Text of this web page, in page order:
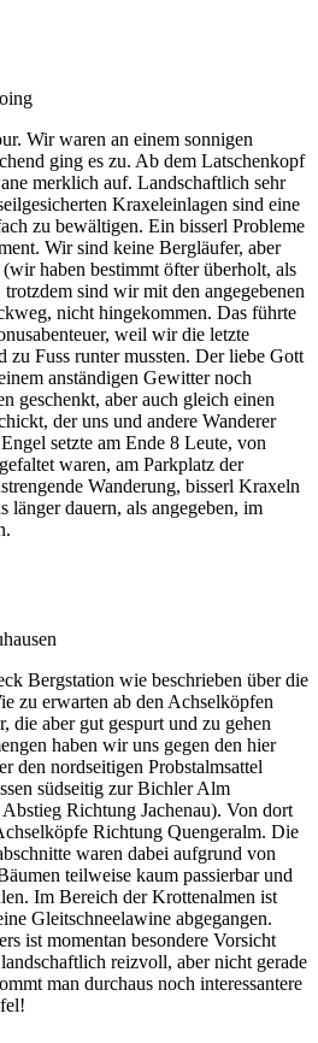
Wir waren an einem sonnigen
ging es zu. Ab dem Latschenkopf
merklich auf. Landschaftlich sehr
Kraxeleinlagen sind eine
zu bewältigen. Ein bisserl Probleme
Wir sind keine Bergläufer, aber
haben bestimmt öfter überholt, als
sind wir mit den angegebenen
nicht hingekommen. Das führte
weil wir die letzte
zu Fuss runter mussten. Der liebe Gott
anständigen Gewitter noch
geschenkt, aber auch gleich einen
der uns und andere Wanderer
setzte am Ende 8 Leute, von
waren, am Parkplatz der
Wanderung, bisserl Kraxeln
länger dauern, als angegeben, im
Bergstation wie beschrieben über die
zu erwarten ab den Achselköpfen
die aber gut gespurt und zu gehen
haben wir uns gegen den hier
den nordseitigen Probstalmsattel
südseitig zur Bichler Alm
Richtung Jachenau). Von dort
Richtung Quengeralm. Die
waren dabei aufgrund von
teilweise kaum passierbar und
Im Bereich der Krottenalmen ist
Gleitschneelawine abgegangen.
ist momentan besondere Vorsicht
reizvoll, aber nicht gerade
man durchaus noch interessantere